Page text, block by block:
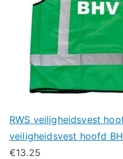
RWS veiligheidsvest
veiligheidsvest hoofd
€13.25